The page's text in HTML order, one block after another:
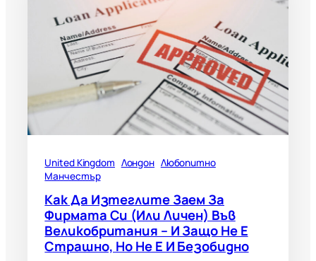
United Kingdom Лондон Любопитно
Манчестър
Как Да Изтеглите Заем За
Фирмата Си (или Личен) Във
Великобритания – И Защо Не Е
Страшно, Но Не Е И Безобидно